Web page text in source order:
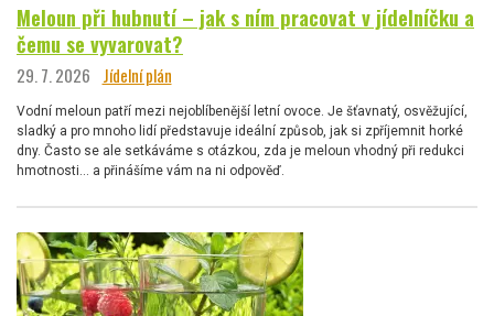
Meloun při hubnutí – jak s ním pracovat v jídelníčku a
čemu se vyvarovat?
29. 7. 2026 Jídelní plán
Vodní meloun patří mezi nejoblíbenější letní ovoce. Je šťavnatý, osvěžující,
sladký a pro mnoho lidí představuje ideální způsob, jak si zpříjemnit horké
dny. Často se ale setkáváme s otázkou, zda je meloun vhodný při redukci
hmotnosti… a přinášíme vám na ni odpověď.